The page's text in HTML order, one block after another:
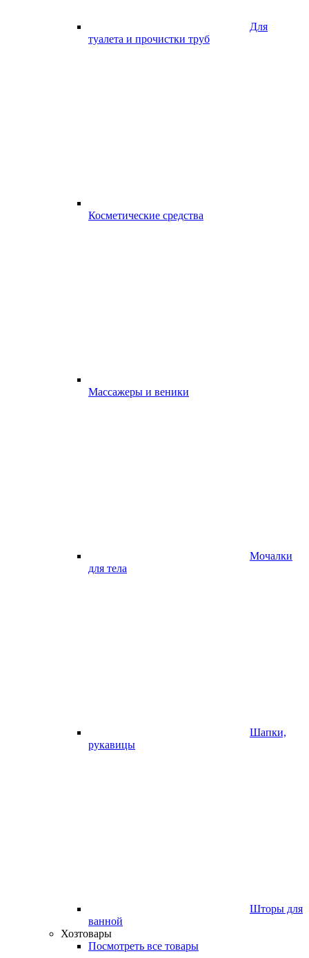
Для
туалета и прочистки труб
Косметические средства
Массажеры и веники
Мочалки
для тела
Шапки,
рукавицы
Шторы для
ванной
Хозтовары
Посмотреть все товары